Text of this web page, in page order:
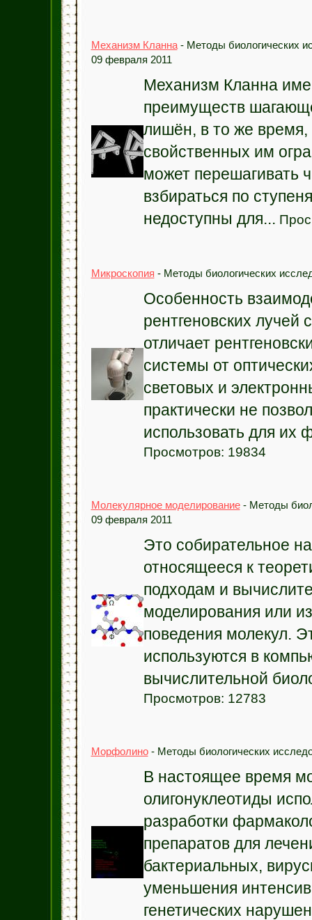
Механизм Кланна- Методы биологических
09 февраля 2011
Механизм Кланна
преимуществ
лишён, в то же время,
свойственных им
может перешагивать
взбираться по
недоступны для...
Микроскопия - Методы биологических
Особенность
рентгеновских лучей
отличает
системы от
световых и
практически не
использовать для их
Просмотров: 19834
Молекулярное моделирование- Методы
09 февраля 2011
Это собирательное
относящееся к
подходам и
моделирования или
поведения молекул.
используются в
вычислительной
Просмотров: 12783
Морфолино- Методы биологических
В настоящее время
олигонуклеотиды
разработки
препаратов для
бактериальных,
уменьшения
генетических